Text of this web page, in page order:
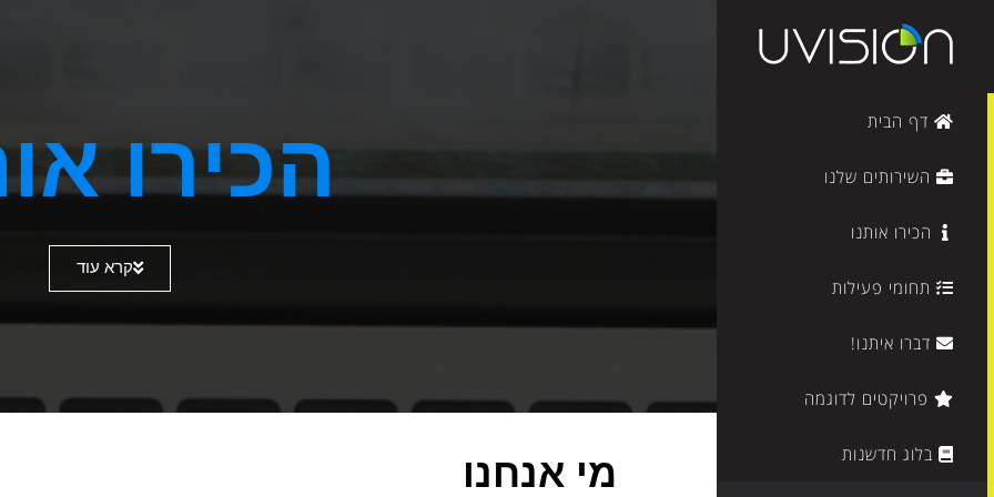
דף הבית
השירותים שלנו
הכירו אותנו
תחומי פעילות
דברו איתנו!
פרויקטים לדוגמה
בלוג חדשנות
הכירו
מי אנחנו